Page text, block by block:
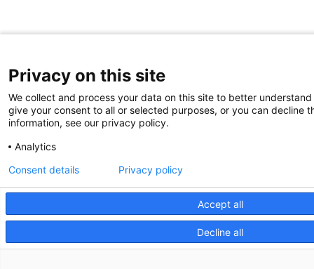
Privacy on this site
We collect and process your data on this site to better
give your consent to all or selected purposes, or you can decline
information, see our privacy policy.
Analytics
Accept all
Decline all
Consent details Privacy policy